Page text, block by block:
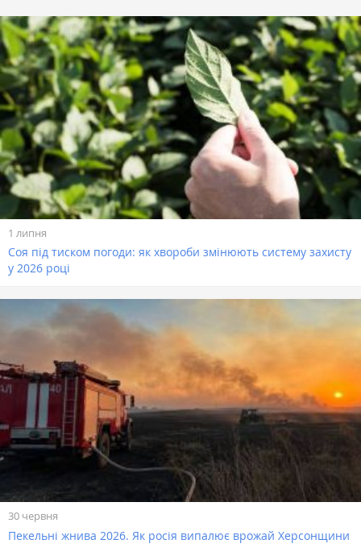
1 липня
Соя під тиском погоди: як хвороби змінюють систему захисту
у 2026 році
30 червня
Пекельні жнива 2026. Як росія випалює врожай Херсонщини